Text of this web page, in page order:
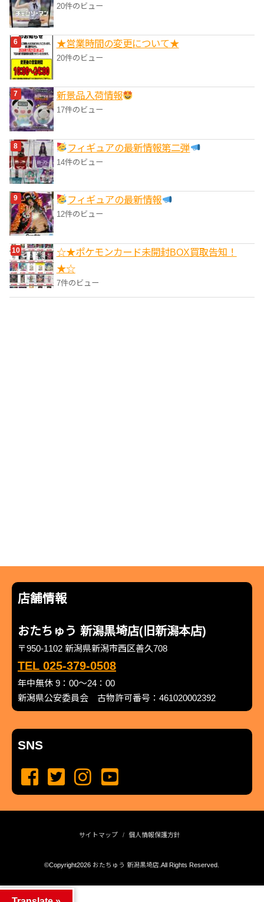
20件のビュー
★営業時間の変更について★
20件のビュー
‎新景品入荷情報
17件のビュー
フィギュアの最新情報第二弾
14件のビュー
フィギュアの最新情報
12件のビュー
☆★ポケモンカード未開封BOX買取告知！
★☆
7件のビュー
店舗情報
おたちゅう 新潟黒埼店(旧新潟本店)
〒950-1102 新潟県新潟市西区善久708
TEL 025-379-0508
年中無休 9：00～24：00
新潟県公安委員会 古物許可番号：461020002392
SNS
サイトマップ 個人情報保護方針
©Copyright2026 おたちゅう 新潟黒埼店 .All Rights Reserved.